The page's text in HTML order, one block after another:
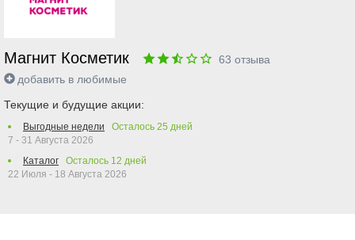
Магнит Косметик 63 отзыва
добавить в любимые
Текущие и будущие акции:
Выгодные недели Осталось 25 дней
7 - 31 Августа 2026
Каталог
Осталось 12 дней
22 Июля - 18 Августа 2026